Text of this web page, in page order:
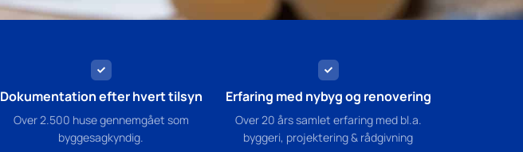
Dokumentation efter hvert tilsyn
Over 2.500 huse gennemgået som
byggesagkyndig.
Erfaring med nybyg og renovering
Over 20 års samlet erfaring med bl.a.
byggeri, projektering & rådgivning